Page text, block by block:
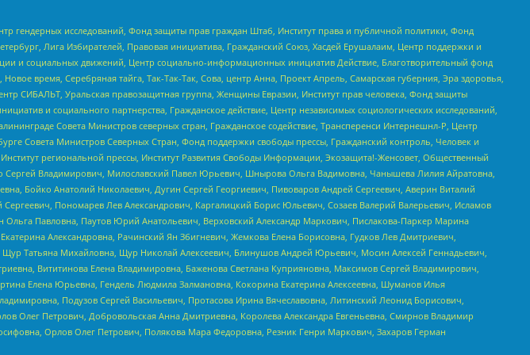
гендерных исследований, Фонд защиты прав граждан Штаб, Институт права и публичной политики, Фонд
Лига Избирателей, Правовая инициатива, Гражданский Союз, Хасдей Ерушалаим, Центр поддержки и
и социальных движений, Центр социально-информационных инициатив Действие, Благотворительный фонд
время, Серебряная тайга, Так-Так-Так, Сова, центр Анна, Проект Апрель, Самарская губерния, Эра здоровья,
СИБАЛЬТ, Уральская правозащитная группа, Женщины Евразии, Институт прав человека, Фонд защиты
и социального партнерства, Гражданское действие, Центр независимых социологических исследований,
Совета Министров северных стран, Гражданское содействие, Трансперенси Интернешнл-Р, Центр
Совета Министров Северных Стран, Фонд поддержки свободы прессы, Гражданский контроль, Человек и
региональной прессы, Институт Развития Свободы Информации, Экозащита!-Женсовет, Общественный
Сергей Владимирович, Милославский Павел Юрьевич, Шнырова Ольга Вадимовна, Чанышева Лилия Айратовна,
Бойко Анатолий Николаевич, Дугин Сергей Георгиевич, Пивоваров Андрей Сергеевич, Аверин Виталий
Пономарев Лев Александрович, Каргалицкий Борис Юльевич, Созаев Валерий Валерьевич, Исламов
Павловна, Паутов Юрий Анатольевич, Верховский Александр Маркович, Пислакова-Паркер Марина
Александровна, Рачинский Ян Збигневич, Жемкова Елена Борисовна, Гудков Лев Дмитриевич,
Татьяна Михайловна, Щур Николай Алексеевич, Блинушов Андрей Юрьевич, Мосин Алексей Геннадьевич,
Вититинова Елена Владимировна, Баженова Светлана Куприяновна, Максимов Сергей Владимирович,
Елена Юрьевна, Гендель Людмила Залмановна, Кокорина Екатерина Алексеевна, Шуманов Илья
Подузов Сергей Васильевич, Протасова Ирина Вячеславовна, Литинский Леонид Борисович,
Олег Петрович, Добровольская Анна Дмитриевна, Королева Александра Евгеньевна, Смирнов Владимир
Орлов Олег Петрович, Полякова Мара Федоровна, Резник Генри Маркович, Захаров Герман